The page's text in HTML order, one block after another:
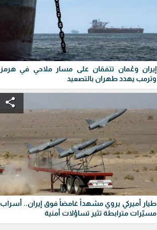
إيران وعُمان تتفقان على مسار ملاحي في هرمز
وترمب يهدد طهران بالتصعيد
share
طيار أميركي يروي مشهداً غامضاً فوق إيران.. أسراب
مسيّرات مترابطة تثير تساؤلات أمنية